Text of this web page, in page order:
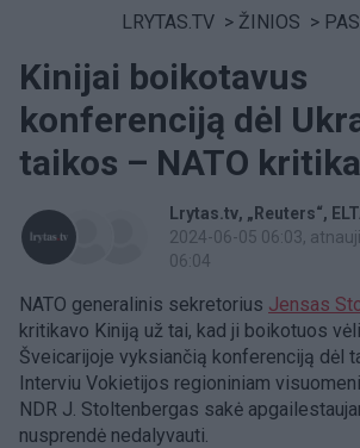
LRYTAS.TV > ŽINIOS >
Kinijai boikotavus
konferenciją dėl
taikos – NATO kritika
Lrytas.tv „Reuters“
2024-06-05 06:03,
06:04
NATO generalinis sekretorius Jensas
kritikavo Kiniją už tai, kad ji boikotuos
Šveicarijoje vyksiančią konferenciją dėl
Interviu Vokietijos regioniniam
NDR J. Stoltenbergas sakė
nusprendė nedalyvauti.